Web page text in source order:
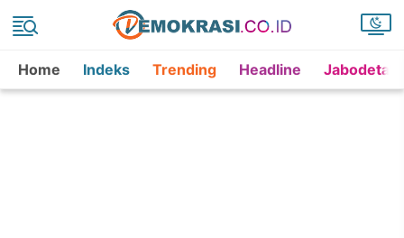
Home Indeks Trending Headline